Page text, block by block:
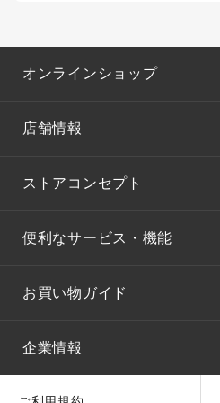
オンラインショップ
店舗情報
ストアコンセプト
便利なサービス・機能
お買い物ガイド
企業情報